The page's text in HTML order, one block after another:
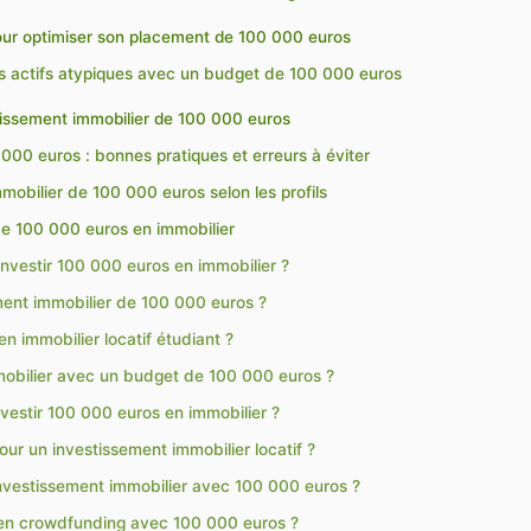
optimiser son placement de 100 000 euros
actifs atypiques avec un budget de 100 000 euros
immobilier de 100 000 euros
euros : bonnes pratiques et erreurs à éviter
de 100 000 euros selon les profils
100 000 euros en immobilier
100 000 euros en immobilier ?
immobilier de 100 000 euros ?
immobilier locatif étudiant ?
avec un budget de 100 000 euros ?
100 000 euros en immobilier ?
un investissement immobilier locatif ?
immobilier avec 100 000 euros ?
crowdfunding avec 100 000 euros ?